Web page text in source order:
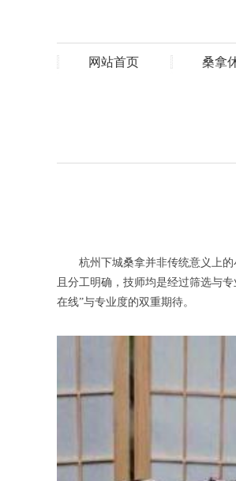
网站首页 桑拿
杭州下城桑拿并非传统意义上的
且分工明确，技师均是经过筛选与
在线”与专业度的双重期待。